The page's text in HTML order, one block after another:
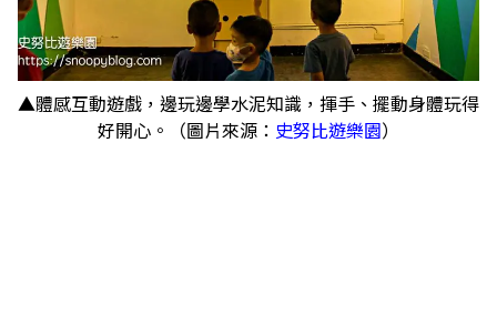
▲體感互動遊戲，邊玩邊學水泥知識，揮手、擺動身體玩得
好開心。（圖片來源： 史努比遊樂園）